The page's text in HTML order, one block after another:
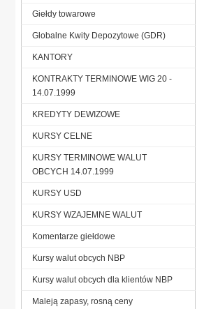
Giełdy towarowe
Globalne Kwity Depozytowe (GDR)
KANTORY
KONTRAKTY TERMINOWE WIG 20 -
14.07.1999
KREDYTY DEWIZOWE
KURSY CELNE
KURSY TERMINOWE WALUT
OBCYCH 14.07.1999
KURSY USD
KURSY WZAJEMNE WALUT
Komentarze giełdowe
Kursy walut obcych NBP
Kursy walut obcych dla klientów NBP
Maleją zapasy, rosną ceny